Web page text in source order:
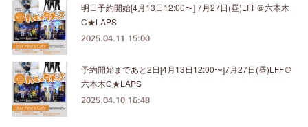
明日予約開始[4月13日12:00〜] 7月27日(昼)LFF＠六本木
C★LAPS
2025.04.11 15:00
予約開始まであと2日[4月13日12:00〜]7月27日(昼)LFF＠
六本木C★LAPS
2025.04.10 16:48